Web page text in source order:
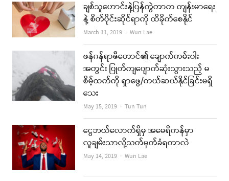
ချစ်သူဟောင်းနဲ့ပြန်တွဲတာက ကျန်းမာရေး
နဲ့ စိတ်ပိုင်းဆိုင်ရာကို ထိခိုက်စေနိုင်
March 11, 2019 Author
Wun Lae
ဖန်ဂန်ရာဇီတောင်၏ ချောက်ကမ်းပါး
အတွင်း ပြုတ်ကျပျောက်ဆုံးသွားသည့် မ
စိမ့်ထက်ကို ရှာဖွေ/ကယ်ဆယ်နိုင်ခြင်းမရှိ
သေး
May 15, 2019 Author
Tun Tun
ငွေဘယ်လောက်ရှိမှ အမေရိကန်မှာ
လူချမ်းသာလို့သတ်မှတ်ခံရတာလဲ
May 14, 2019 Author
Wun Lae